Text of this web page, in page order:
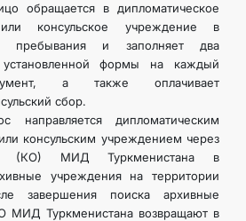
CONTACT US
обращается в дипломатическое
или консульское учреждение в
пребывания и заполняет два
установленной формы на каждый
а также оплачивает
сбор.
направляется дипломатическим
консульским учреждением через
(КО) МИД Туркменистана в
учреждения на территории
завершения поиска архивные
МИД Туркменистана возвращают в